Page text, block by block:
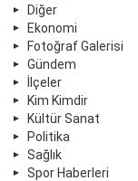
Diğer
Ekonomi
Fotoğraf Galerisi
Gündem
İlçeler
Kim Kimdir
Kültür Sanat
Politika
Sağlık
Spor Haberleri